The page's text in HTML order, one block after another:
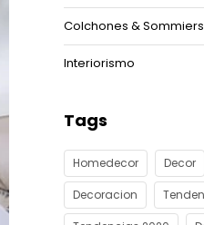
Colchones & Sommiers
Interiorismo
Tags
Homedecor Decor
Decoracion